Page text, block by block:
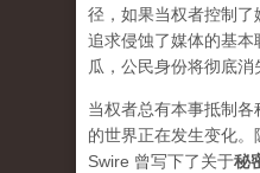
径，如果当权者控制
追求侵蚀了媒体的基
瓜，公民身份将彻底消
当权者总有本事抵制
的世界正在发生变化
Swire 曾写下了关于秘